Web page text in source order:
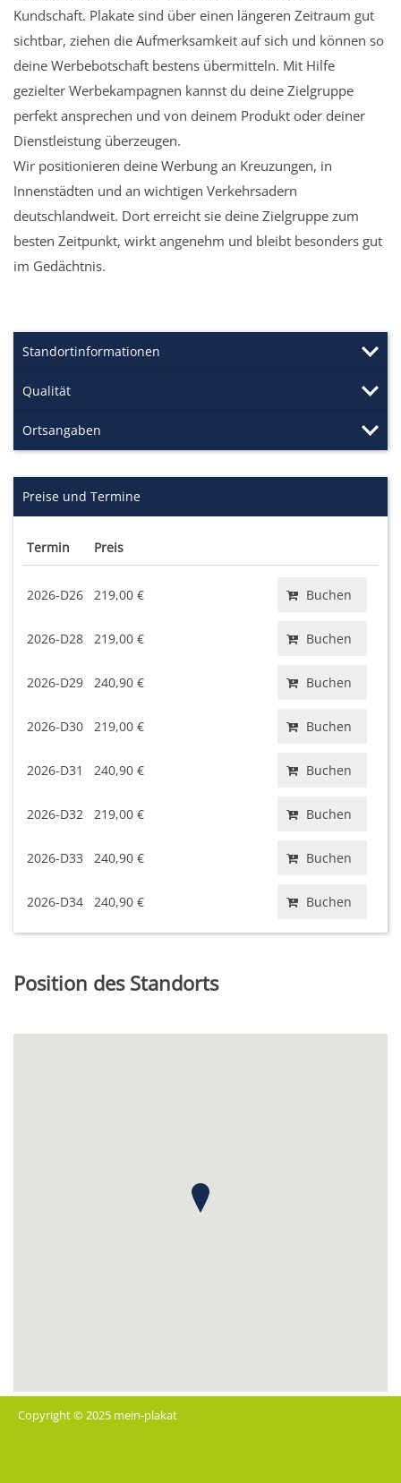
Kundschaft. Plakate sind über einen längeren Zeitraum gut
sichtbar, ziehen die Aufmerksamkeit auf sich und können so
deine Werbebotschaft bestens übermitteln. Mit Hilfe
gezielter Werbekampagnen kannst du deine Zielgruppe
perfekt ansprechen und von deinem Produkt oder deiner
Dienstleistung überzeugen.
Wir positionieren deine Werbung an Kreuzungen, in
Innenstädten und an wichtigen Verkehrsadern
deutschlandweit. Dort erreicht sie deine Zielgruppe zum
besten Zeitpunkt, wirkt angenehm und bleibt besonders gut
im Gedächtnis.
Standortinformationen
Qualität
Ortsangaben
Preise und Termine
Termin Preis
2026-D26 219,00 € Buchen
2026-D28 219,00 € Buchen
2026-D29 240,90 € Buchen
2026-D30 219,00 € Buchen
2026-D31 240,90 € Buchen
2026-D32 219,00 € Buchen
2026-D33 240,90 € Buchen
2026-D34 240,90 € Buchen
Position des Standorts
Copyright © 2025 mein-plakat